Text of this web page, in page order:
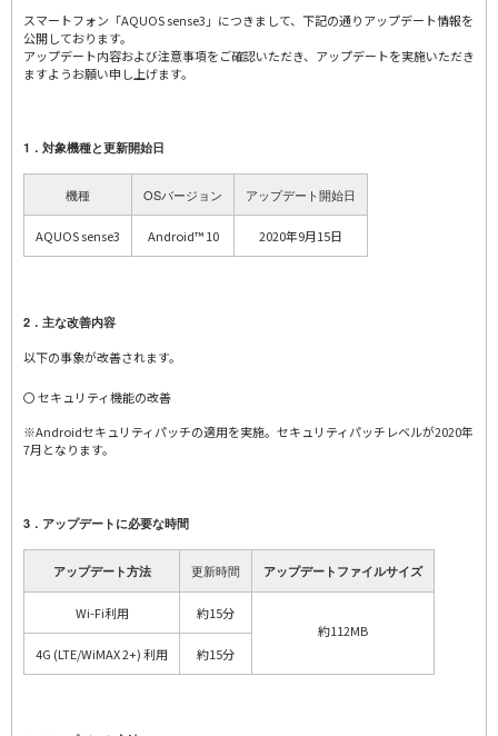
スマートフォン「AQUOS sense3」につきまして、下記の通りアップデート情報を
公開しております。
アップデート内容および注意事項をご確認いただき、アップデートを実施いただき
ますようお願い申し上げます。
1．対象機種と更新開始日
機種 OSバージョン アップデート開始日
AQUOS sense3 Android™ 10 2020年9月15日
2．主な改善内容
以下の事象が改善されます。
〇 セキュリティ機能の改善
※Androidセキュリティパッチの適用を実施。セキュリティパッチレベルが2020年
7月となります。
3．アップデートに必要な時間
アップデート方法 更新時間 アップデートファイルサイズ
Wi-Fi利用
約15分
約112MB
4G (LTE/WiMAX 2+) 利用
約15分